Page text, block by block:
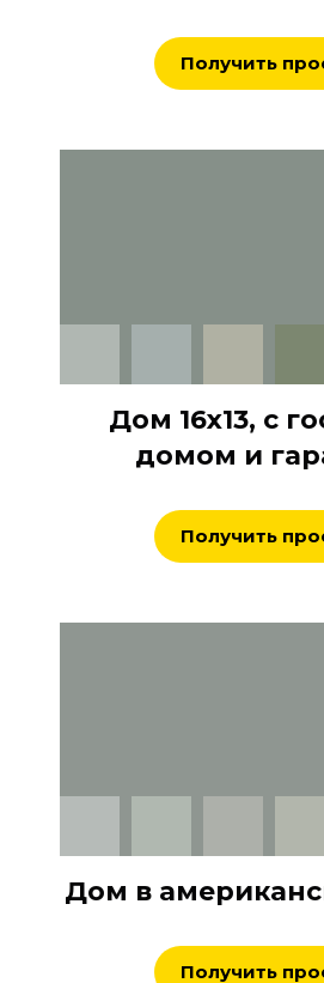
Получить
Дом 16х13, с
домом и
Получить
Дом в
Получить